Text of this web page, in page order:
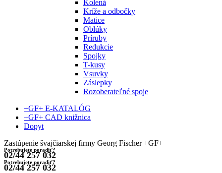
Kolená
Kríže a odbočky
Matice
Oblúky
Príruby
Redukcie
Spojky
T-kusy
Vsuvky
Záslepky
Rozoberateľné spoje
+GF+ E-KATALÓG
+GF+ CAD knižnica
Dopyt
Zastúpenie švajčiarskej firmy Georg Fischer +GF+
Potrebujete poradiť?
02/44 257 032
Potrebujete poradiť?
02/44 257 032